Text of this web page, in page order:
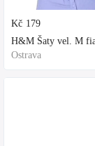
Kč 179
H&M Šaty vel. M
Ostrava